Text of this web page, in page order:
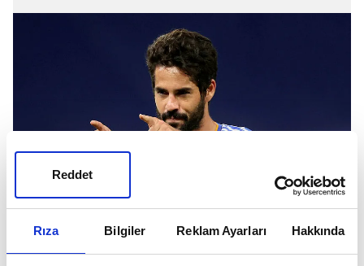
Rıza Bilgiler Reklam Ayarları Hakkında
Reddet
Ancak Isco transferinde sarı-kırmızılılara